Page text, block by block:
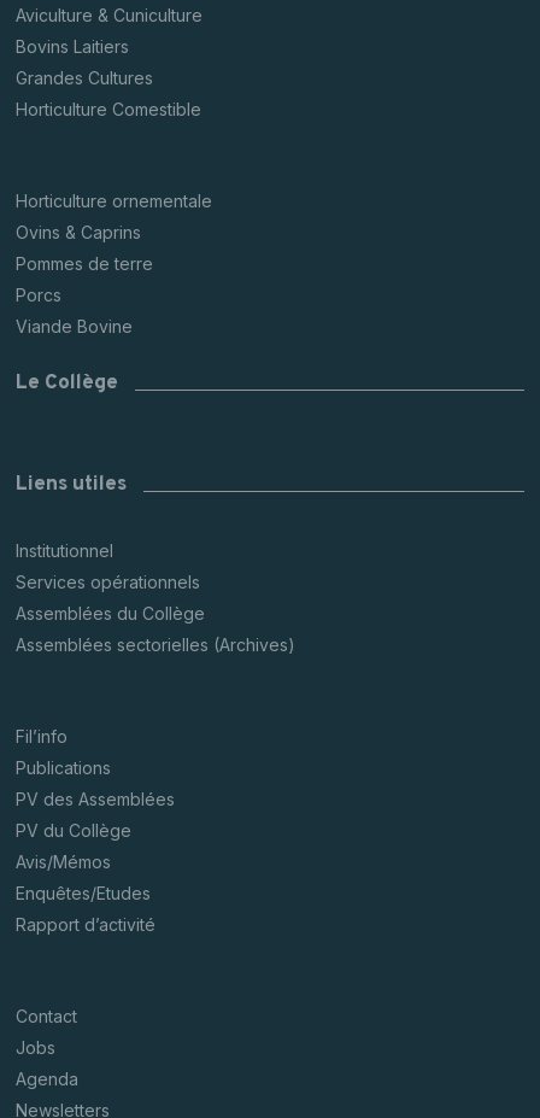
Aviculture & Cuniculture
Bovins Laitiers
Grandes Cultures
Horticulture Comestible
Horticulture ornementale
Ovins & Caprins
Pommes de terre
Porcs
Viande Bovine
Le Collège
Liens utiles
Institutionnel
Services opérationnels
Assemblées du Collège
Assemblées sectorielles (Archives)
Fil’info
Publications
PV des Assemblées
PV du Collège
Avis/Mémos
Enquêtes/Etudes
Rapport d’activité
Contact
Jobs
Agenda
Newsletters